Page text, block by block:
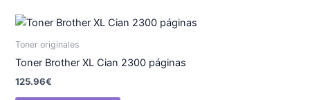
Toner originales
Toner Brother XL Cian 2300 páginas
125.96€